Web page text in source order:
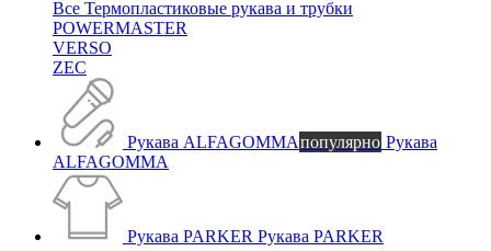
Все Термопластиковые рукава и трубки
POWERMASTER
VERSO
ZEC
Рукава ALFAGOMMAпопулярно Рукава
ALFAGOMMA
Рукава PARKER Рукава PARKER